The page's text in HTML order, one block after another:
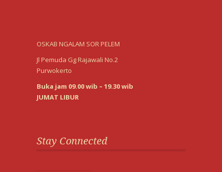
OSKAB NGALAM SOR PELEM
Jl Pemuda Gg Rajawali No.2
Purwokerto
Buka jam 09.00 wib – 19.30 wib
JUMAT LIBUR
Stay Connected